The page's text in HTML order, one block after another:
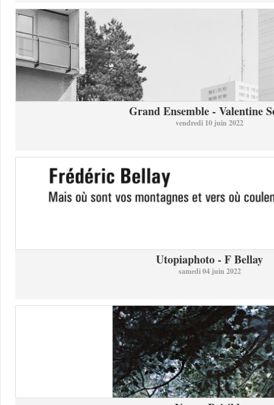
Grand Ensemble - Valentine
vendredi 10 juin 2022
Utopiaphoto - F Bellay
samedi 04 juin 2022